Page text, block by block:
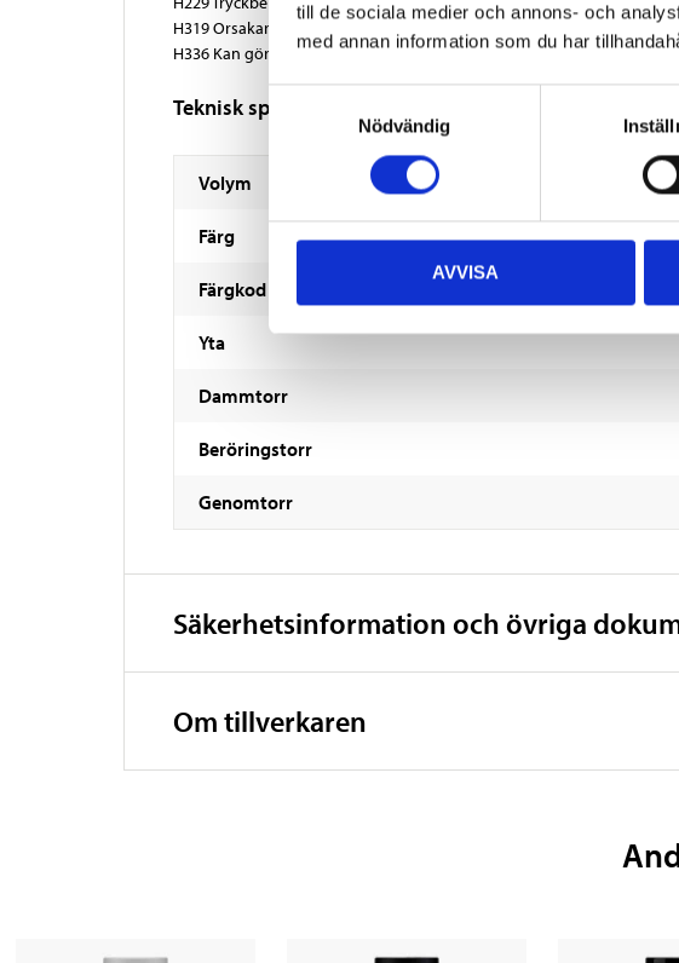
till de sociala medier och annons- och
med annan information som du har
Nödvändig
AVVISA
H319 Orsakar allvarlig ögonirritation.
H336 Kan göra att man blir dåsig eller omtöcknad.
Teknisk specifikation
Volym
Färg
Färgkod
Yta
Dammtorr
Beröringstorr
Genomtorr
Säkerhetsinformation och övriga
Om tillverkaren